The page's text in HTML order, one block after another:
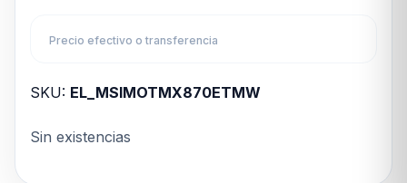
Precio efectivo o transferencia
SKU: EL_MSIMOTMX870ETMW
Sin existencias